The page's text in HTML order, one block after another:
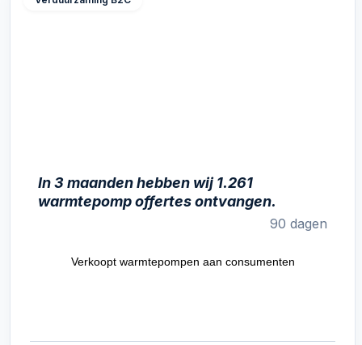
In 3 maanden hebben wij 1.261
warmtepomp offertes ontvangen.
90 dagen
Verkoopt warmtepompen aan consumenten